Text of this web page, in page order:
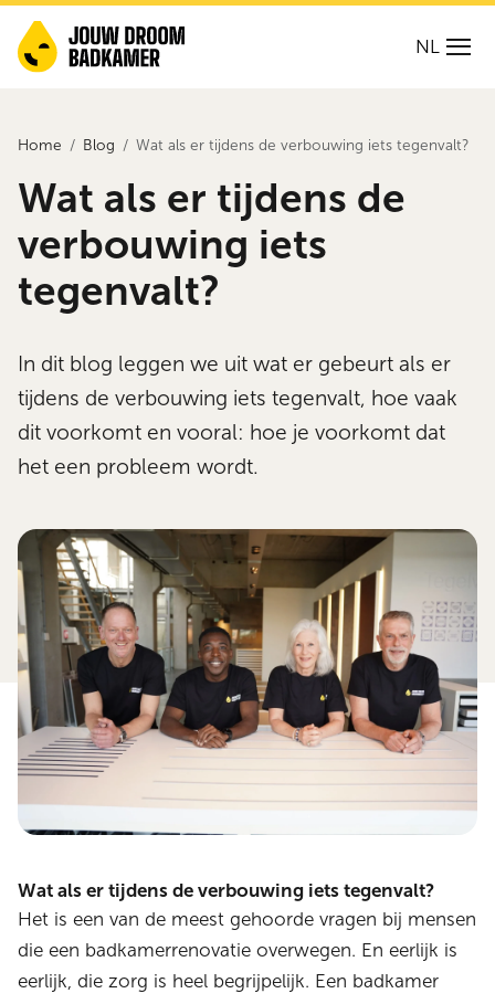
NL
Home Blog Wat als er tijdens de verbouwing iets tegenvalt?
Wat als er tijdens de
verbouwing iets
tegenvalt?
In dit blog leggen we uit wat er gebeurt als er
tijdens de verbouwing iets tegenvalt, hoe vaak
dit voorkomt en vooral: hoe je voorkomt dat
het een probleem wordt.
Wat als er tijdens de verbouwing iets tegenvalt?
Het is een van de meest gehoorde vragen bij mensen
die een badkamerrenovatie overwegen. En eerlijk is
eerlijk, die zorg is heel begrijpelijk. Een badkamer